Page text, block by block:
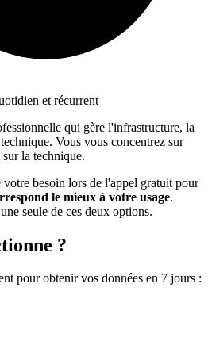
et récurrent
qui gère l'infrastructure, la
Vous vous concentrez sur
la technique.
votre besoin lors de l'appel gratuit pour
le mieux à votre usage.
seule de ces deux options.
?
pour obtenir vos données en 7 jours :